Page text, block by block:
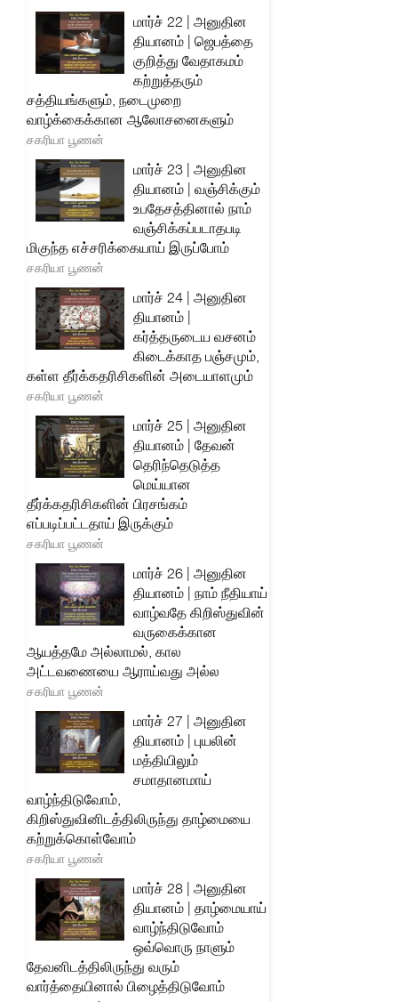
மார்ச் 22 | அனுதின
தியானம் | ஜெபத்தை
குறித்து வேதாகமம்
கற்றுத்தரும்
சத்தியங்களும், நடைமுறை
வாழ்க்கைக்கான ஆலோசனைகளும்
சகரியா பூணன்
மார்ச் 23 | அனுதின
தியானம் | வஞ்சிக்கும்
உபதேசத்தினால் நாம்
வஞ்சிக்கப்படாதபடி
மிகுந்த எச்சரிக்கையாய் இருப்போம்
சகரியா பூணன்
மார்ச் 24 | அனுதின
தியானம் |
கர்த்தருடைய வசனம்
கிடைக்காத பஞ்சமும்,
கள்ள தீர்க்கதரிசிகளின் அடையாளமும்
சகரியா பூணன்
மார்ச் 25 | அனுதின
தியானம் | தேவன்
தெரிந்தெடுத்த
மெய்யான
தீர்க்கதரிசிகளின் பிரசங்கம்
எப்படிப்பட்டதாய் இருக்கும்
சகரியா பூணன்
மார்ச் 26 | அனுதின
தியானம் | நாம் நீதியாய்
வாழ்வதே கிறிஸ்துவின்
வருகைக்கான
ஆயத்தமே அல்லாமல், கால
அட்டவணையை ஆராய்வது அல்ல
சகரியா பூணன்
மார்ச் 27 | அனுதின
தியானம் | புயலின்
மத்தியிலும்
சமாதானமாய்
வாழ்ந்திடுவோம்,
கிறிஸ்துவினிடத்திலிருந்து தாழ்மையை
கற்றுக்கொள்வோம்
சகரியா பூணன்
மார்ச் 28 | அனுதின
தியானம் | தாழ்மையாய்
வாழ்ந்திடுவோம்
ஒவ்வொரு நாளும்
தேவனிடத்திலிருந்து வரும்
வார்த்தையினால் பிழைத்திடுவோம்